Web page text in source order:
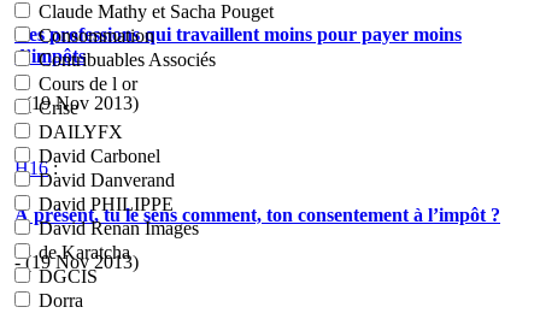
Claude Mathy et Sacha Pouget
Consommation
Contribuables Associés
Cours de l or
Crise
DAILYFX
David Carbonel
David Danverand
David PHILIPPE
David Renan Images
de Karatcha
DGCIS
Dorra
Ces professions qui travaillent moins pour payer moins
d’impôts
- (19 Nov 2013)
H16:
À présent, tu le sens comment, ton consentement à l’impôt ?
- (19 Nov 2013)